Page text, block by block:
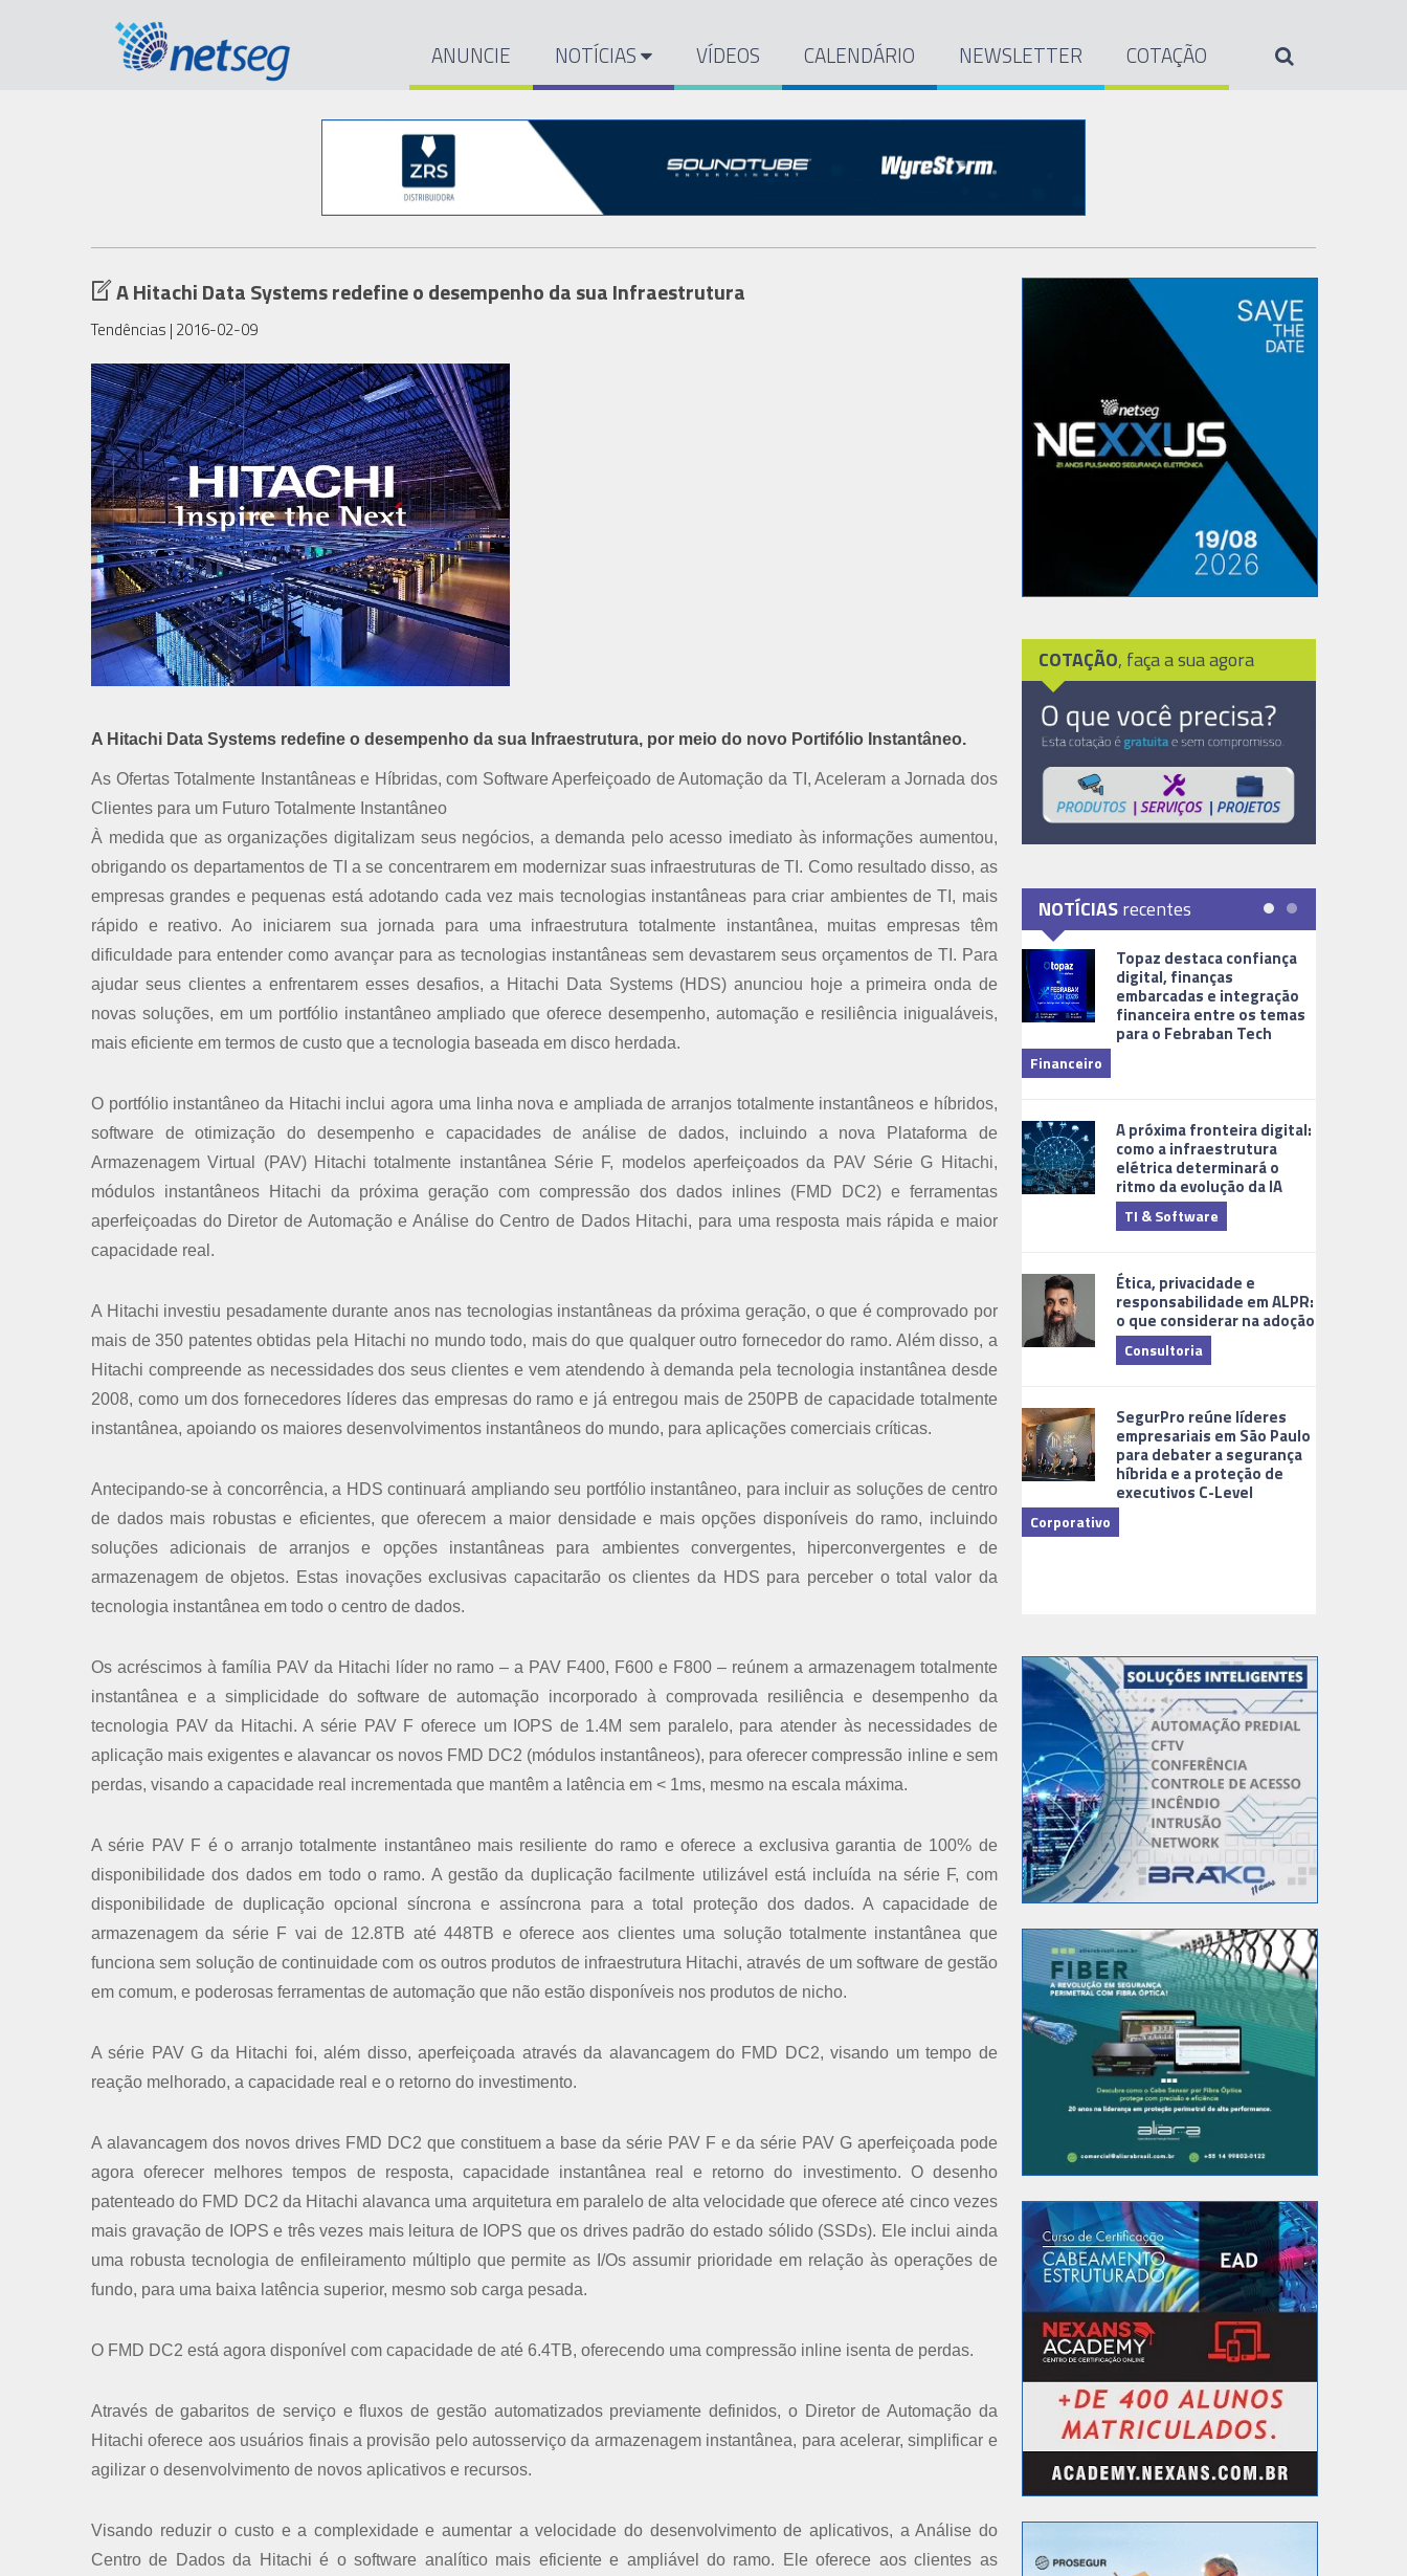
ANUNCIE NOTÍCIAS VÍDEOS CALENDÁRIO NEWSLETTER COTAÇÃO
A Hitachi Data Systems redefine o desempenho da sua Infraestrutura
Tendências | 2016-02-09
A Hitachi Data Systems redefine o desempenho da sua Infraestrutura, por meio do novo Portifólio Instantâneo.
As Ofertas Totalmente Instantâneas e Híbridas, com Software Aperfeiçoado de Automação da TI, Aceleram a Jornada dos
Clientes para um Futuro Totalmente Instantâneo
À medida que as organizações digitalizam seus negócios, a demanda pelo acesso imediato às informações aumentou,
obrigando os departamentos de TI a se concentrarem em modernizar suas infraestruturas de TI. Como resultado disso, as
empresas grandes e pequenas está adotando cada vez mais tecnologias instantâneas para criar ambientes de TI, mais
rápido e reativo. Ao iniciarem sua jornada para uma infraestrutura totalmente instantânea, muitas empresas têm
dificuldade para entender como avançar para as tecnologias instantâneas sem devastarem seus orçamentos de TI. Para
ajudar seus clientes a enfrentarem esses desafios, a Hitachi Data Systems (HDS) anunciou hoje a primeira onda de
novas soluções, em um portfólio instantâneo ampliado que oferece desempenho, automação e resiliência inigualáveis,
mais eficiente em termos de custo que a tecnologia baseada em disco herdada.
O portfólio instantâneo da Hitachi inclui agora uma linha nova e ampliada de arranjos totalmente instantâneos e híbridos,
software de otimização do desempenho e capacidades de análise de dados, incluindo a nova Plataforma de
Armazenagem Virtual (PAV) Hitachi totalmente instantânea Série F, modelos aperfeiçoados da PAV Série G Hitachi,
módulos instantâneos Hitachi da próxima geração com compressão dos dados inlines (FMD DC2) e ferramentas
aperfeiçoadas do Diretor de Automação e Análise do Centro de Dados Hitachi, para uma resposta mais rápida e maior
capacidade real.
A Hitachi investiu pesadamente durante anos nas tecnologias instantâneas da próxima geração, o que é comprovado por
mais de 350 patentes obtidas pela Hitachi no mundo todo, mais do que qualquer outro fornecedor do ramo. Além disso, a
Hitachi compreende as necessidades dos seus clientes e vem atendendo à demanda pela tecnologia instantânea desde
2008, como um dos fornecedores líderes das empresas do ramo e já entregou mais de 250PB de capacidade totalmente
instantânea, apoiando os maiores desenvolvimentos instantâneos do mundo, para aplicações comerciais críticas.
Antecipando-se à concorrência, a HDS continuará ampliando seu portfólio instantâneo, para incluir as soluções de centro
de dados mais robustas e eficientes, que oferecem a maior densidade e mais opções disponíveis do ramo, incluindo
soluções adicionais de arranjos e opções instantâneas para ambientes convergentes, hiperconvergentes e de
armazenagem de objetos. Estas inovações exclusivas capacitarão os clientes da HDS para perceber o total valor da
tecnologia instantânea em todo o centro de dados.
Os acréscimos à família PAV da Hitachi líder no ramo – a PAV F400, F600 e F800 – reúnem a armazenagem totalmente
instantânea e a simplicidade do software de automação incorporado à comprovada resiliência e desempenho da
tecnologia PAV da Hitachi. A série PAV F oferece um IOPS de 1.4M sem paralelo, para atender às necessidades de
aplicação mais exigentes e alavancar os novos FMD DC2 (módulos instantâneos), para oferecer compressão inline e sem
perdas, visando a capacidade real incrementada que mantêm a latência em < 1ms, mesmo na escala máxima.
A série PAV F é o arranjo totalmente instantâneo mais resiliente do ramo e oferece a exclusiva garantia de 100% de
disponibilidade dos dados em todo o ramo. A gestão da duplicação facilmente utilizável está incluída na série F, com
disponibilidade de duplicação opcional síncrona e assíncrona para a total proteção dos dados. A capacidade de
armazenagem da série F vai de 12.8TB até 448TB e oferece aos clientes uma solução totalmente instantânea que
funciona sem solução de continuidade com os outros produtos de infraestrutura Hitachi, através de um software de gestão
em comum, e poderosas ferramentas de automação que não estão disponíveis nos produtos de nicho.
A série PAV G da Hitachi foi, além disso, aperfeiçoada através da alavancagem do FMD DC2, visando um tempo de
reação melhorado, a capacidade real e o retorno do investimento.
A alavancagem dos novos drives FMD DC2 que constituem a base da série PAV F e da série PAV G aperfeiçoada pode
agora oferecer melhores tempos de resposta, capacidade instantânea real e retorno do investimento. O desenho
patenteado do FMD DC2 da Hitachi alavanca uma arquitetura em paralelo de alta velocidade que oferece até cinco vezes
mais gravação de IOPS e três vezes mais leitura de IOPS que os drives padrão do estado sólido (SSDs). Ele inclui ainda
uma robusta tecnologia de enfileiramento múltiplo que permite as I/Os assumir prioridade em relação às operações de
fundo, para uma baixa latência superior, mesmo sob carga pesada.
O FMD DC2 está agora disponível com capacidade de até 6.4TB, oferecendo uma compressão inline isenta de perdas.
Através de gabaritos de serviço e fluxos de gestão automatizados previamente definidos, o Diretor de Automação da
Hitachi oferece aos usuários finais a provisão pelo autosserviço da armazenagem instantânea, para acelerar, simplificar e
agilizar o desenvolvimento de novos aplicativos e recursos.
Visando reduzir o custo e a complexidade e aumentar a velocidade do desenvolvimento de aplicativos, a Análise do
Centro de Dados da Hitachi é o software analítico mais eficiente e ampliável do ramo. Ele oferece aos clientes as
COTAÇÃO, faça a sua agora
NOTÍCIASrecentes
Topaz destaca confiança
digital, finanças
embarcadas e integração
financeira entre os temas
para o Febraban Tech
Financeiro
A próxima fronteira digital:
como a infraestrutura
elétrica determinará o
ritmo da evolução da IA
TI & Software
Ética, privacidade e
responsabilidade em ALPR:
o que considerar na adoção
Consultoria
SegurPro reúne líderes
empresariais em São Paulo
para debater a segurança
híbrida e a proteção de
executivos C-Level
Corporativo